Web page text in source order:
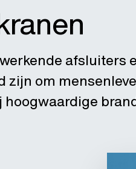
afsluiters
zijn om